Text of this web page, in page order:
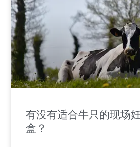
有没有适合牛只的现场
盒？